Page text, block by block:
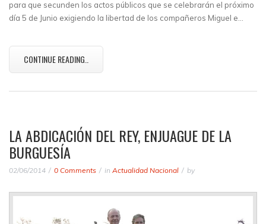
para que secunden los actos públicos que se celebrarán el próximo
día 5 de Junio exigiendo la libertad de los compañeros Miguel e…
CONTINUE READING..
LA ABDICACIÓN DEL REY, ENJUAGUE DE LA
BURGUESÍA
02/06/2014 0 Comments in Actualidad Nacional by